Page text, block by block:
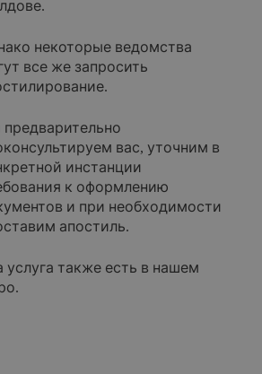
некоторые ведомства
все же запросить
вас, уточним в
инстанции
к оформлению
и при необходимости
апостиль.
услуга также есть в нашем